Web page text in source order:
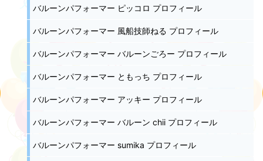
バルーンパフォーマー ピッコロ プロフィール
バルーンパフォーマー 風船技師ねる プロフィール
バルーンパフォーマー バルーンごろー プロフィール
バルーンパフォーマー ともっち プロフィール
バルーンパフォーマー アッキー プロフィール
バルーンパフォーマー バルーン chii プロフィール
バルーンパフォーマー sumika プロフィール